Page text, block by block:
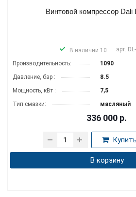
Винтовой компрессор Dali
В наличии 10 арт.
Производитель­ность:
1090
Давление, бар :
8.5
Мощность, кВт :
7,5
Тип смазки:
масляный
336 000 р.
Купить
В корзину